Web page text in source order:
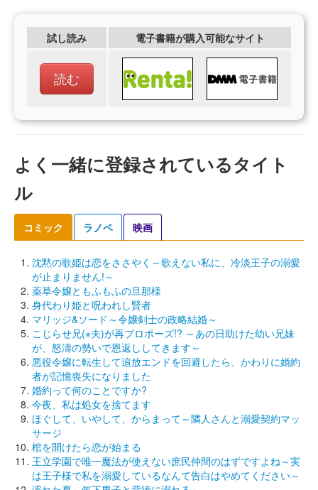
試し読み 電子書籍が購入可能なサイト
読む
よく一緒に登録されているタイト
ル
コミック ラノベ 映画
沈黙の歌姫は恋をささやく～歌えない私に、冷淡王子の溺愛
が止まりません!～
薬草令嬢ともふもふの旦那様
身代わり姫と呪われし賢者
マリッジ&ソード～令嬢剣士の政略結婚～
こじらせ兄(※夫)が再プロポーズ!? ～あの日助けた幼い兄妹
が、怒濤の勢いで恩返ししてきます～
悪役令嬢に転生して追放エンドを回避したら、かわりに婚約
者が記憶喪失になりました
婚約って何のことですか?
今夜、私は処女を捨てます
ほぐして、いやして、からまって～隣人さんと溺愛契約マッ
サージ
棺を開けたら恋が始まる
王立学園で唯一魔法が使えない庶民仲間のはずですよね～実
は王子様で私を溺愛しているなんて告白はやめてください～